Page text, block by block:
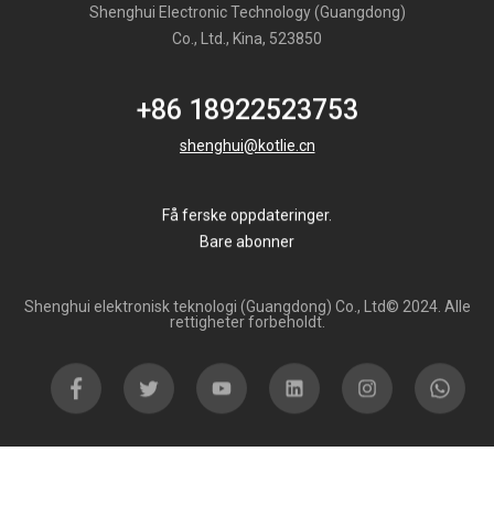
Shenghui Electronic Technology (Guangdong)
Co., Ltd., Kina, 523850
+86 18922523753
shenghui@kotlie.cn
Få ferske oppdateringer.
Bare abonner
Shenghui elektronisk teknologi (Guangdong) Co., Ltd© 2024. Alle
rettigheter forbeholdt.